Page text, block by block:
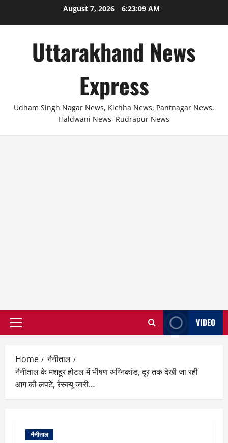
August 7, 2026 6:23:10 AM
Uttarakhand News
Express
Udham Singh Nagar News, Kichha News, Pantnagar News,
Haldwani News, Rudrapur News
Primary
VIDEO
Home
नैनीताल
नैनीताल के मशहूर होटल में भीषण अग्निकांड, दूर तक देखी जा रही
आग की लपटे, रेस्क्यू जारी…
नैनीताल